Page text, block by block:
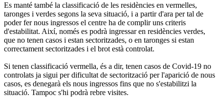
Es manté també la classificació de les residències en vermelles,
taronges i verdes segons la seva situació, i a partir d'ara per tal de
poder fer nous ingressos el centre ha de complir uns criteris
d'estabilitat. Així, només es podrà ingressar en residències verdes,
que no tenen casos i estan sectoritzades, o en taronges si estan
correctament sectoritzades i el brot està controlat.
Si tenen classificació vermella, és a dir, tenen casos de Covid-19 no
controlats ja sigui per dificultat de sectorització per l'aparició de nous
casos, es denegarà els nous ingressos fins que no s'estabilitzi la
situació. Tampoc s'hi podrà rebre visites.